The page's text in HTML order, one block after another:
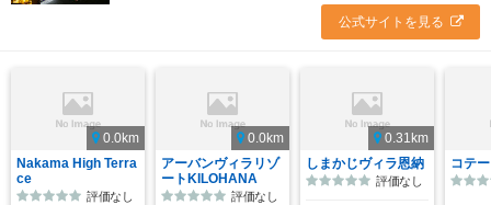
公式サイトを見る
0.0km
Nakama High Terra
ce
評価なし
0.0km
アーバンヴィラリゾ
ートKILOHANA
評価なし
0.31km
しまかじヴィラ恩納
評価なし
コテ